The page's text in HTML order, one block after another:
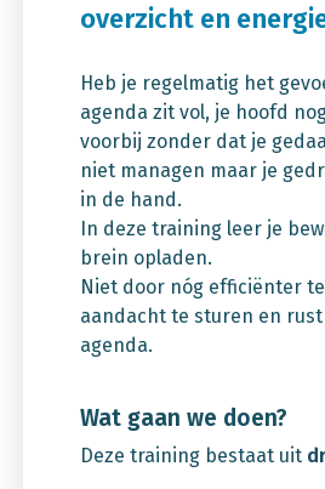
overzicht en
Heb je regelmatig het
agenda zit vol, je hoofd
voorbij zonder dat je
niet managen maar je
in de hand.
In deze training leer je
brein opladen.
Niet door nóg efficiënter
aandacht te sturen en
agenda.
Wat gaan we doen?
Deze training bestaat uit